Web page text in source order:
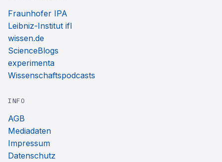
Fraunhofer IPA
Leibniz-Institut ifl
wissen.de
ScienceBlogs
experimenta
Wissenschaftspodcasts
INFO
AGB
Mediadaten
Impressum
Datenschutz